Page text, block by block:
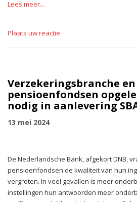
Lees meer…
Plaats uw reactie
Verzekeringsbranche en
pensioenfondsen
nodig in aanlevering
13 mei 2024
De Nederlandsche Bank, afgekort DNB,
pensioenfondsen de kwaliteit van hun
vergroten. In veel gevallen is meer
instellingen hun antwoorden meer